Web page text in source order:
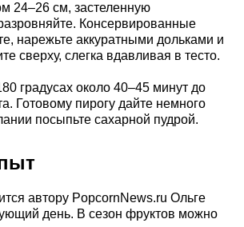
24–26 см, застеленную
Консервированные
нарежьте аккуратными дольками и
сверху, слегка вдавливая в тесто.
градусах около 40–45 минут до
Готовому пирогу дайте немного
посыпьте сахарной пудрой.
автору PopcornNews.ru Ольге
день. В сезон фруктов можно